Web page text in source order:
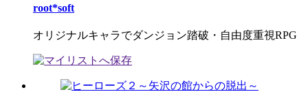
root*soft
オリジナルキャラでダンジョン踏破・自由度重視RPG